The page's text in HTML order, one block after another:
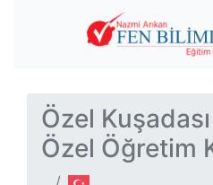
Özel
Özel Öğretim